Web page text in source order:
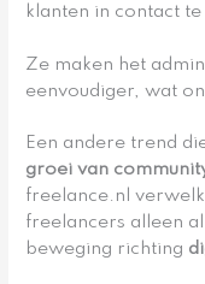
klanten in contact
Ze maken het
eenvoudiger, wat
Een andere trend
groei van
freelance.nl
freelancers alleen
beweging richting